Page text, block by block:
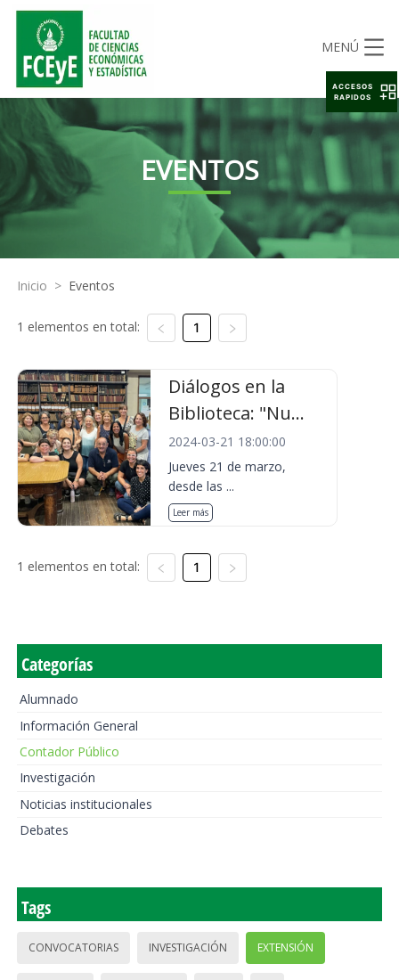
MENÚ
EVENTOS
Inicio > Eventos
1 elementos en total: 1
Diálogos en la
Biblioteca: "Nu...
2024-03-21 18:00:00
Jueves 21 de marzo,
desde las ...
Leer más
1 elementos en total: 1
Categorías
Alumnado
Información General
Contador Público
Investigación
Noticias institucionales
Debates
Tags
CONVOCATORIAS INVESTIGACIÓN EXTENSIÓN
ACCESOS
RAPIDOS